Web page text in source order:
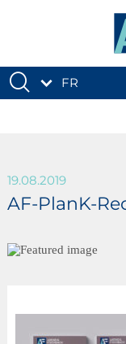
FR
19.08.2019
AF-PlanK-